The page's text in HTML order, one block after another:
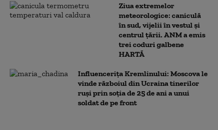
Ziua extremelor
meteorologice: caniculă
în sud, vijelii în vestul și
centrul țării. ANM a emis
trei coduri galbene
HARTĂ
Influencerița Kremlinului: Moscova le
vinde războiul din Ucraina tinerilor
ruși prin soția de 25 de ani a unui
soldat de pe front